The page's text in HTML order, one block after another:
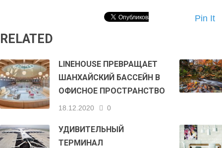
Pin It
RELATED
LINEHOUSE ПРЕВРАЩАЕТ
ШАНХАЙСКИЙ БАССЕЙН В
ОФИСНОЕ ПРОСТРАНСТВО
18.12.2020 0
УДИВИТЕЛЬНЫЙ
ТЕРМИНАЛ